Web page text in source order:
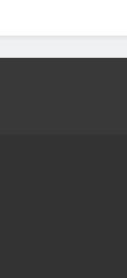
Brod Koji